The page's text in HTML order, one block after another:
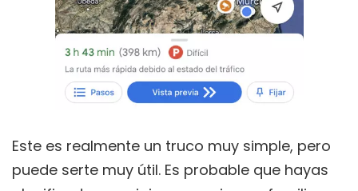
Este es realmente un truco muy simple, pero
puede serte muy útil. Es probable que hayas